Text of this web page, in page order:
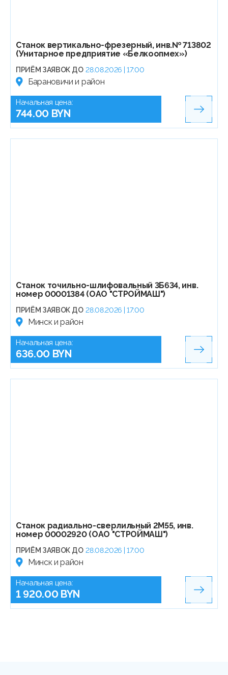
Станок вертикально-фрезерный, инв.№ 713802
(Унитарное предприятие «Белкоопмех»)
ПРИЁМ ЗАЯВОК ДО 28.08.2026 | 17:00
Барановичи и район
Начальная цена:
744.00 BYN
Станок точильно-шлифовальный 3Б634, инв.
номер 00001384 (ОАО "СТРОЙМАШ")
ПРИЁМ ЗАЯВОК ДО 28.08.2026 | 17:00
Минск и район
Начальная цена:
636.00 BYN
Станок радиально-сверлильный 2М55, инв.
номер 00002920 (ОАО "СТРОЙМАШ")
ПРИЁМ ЗАЯВОК ДО 28.08.2026 | 17:00
Минск и район
Начальная цена:
1 920.00 BYN